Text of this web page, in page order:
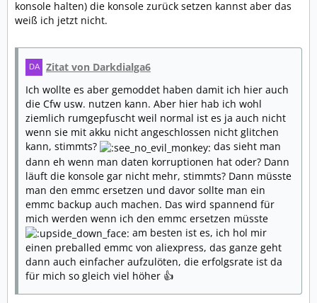
konsole halten) die konsole zurück setzen kannst aber das
weiß ich jetzt nicht.
Zitat von Darkdialga6
Ich wollte es aber gemoddet haben damit ich hier auch
die Cfw usw. nutzen kann. Aber hier hab ich wohl
ziemlich rumgepfuscht weil normal ist es ja auch nicht
wenn sie mit akku nicht angeschlossen nicht glitchen
kann, stimmts?
das sieht man
dann eh wenn man daten korruptionen hat oder? Dann
läuft die konsole gar nicht mehr, stimmts? Dann müsste
man den emmc ersetzen und davor sollte man ein
emmc backup auch machen. Das wird spannend für
mich werden wenn ich den emmc ersetzen müsste
am besten ist es, ich hol mir
einen preballed emmc von aliexpress, das ganze geht
dann auch einfacher aufzulöten, die erfolgsrate ist da
für mich so gleich viel höher 👍